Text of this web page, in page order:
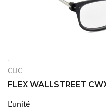
CLIC
FLEX WALLSTREET
L'unité